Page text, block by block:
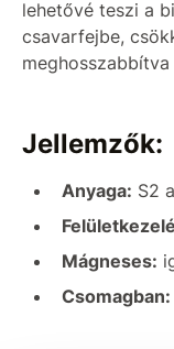
lehetővé teszi a
csavarfejbe,
Jellemzők:
Anyaga: S2
Mágneses:
Csomagban: